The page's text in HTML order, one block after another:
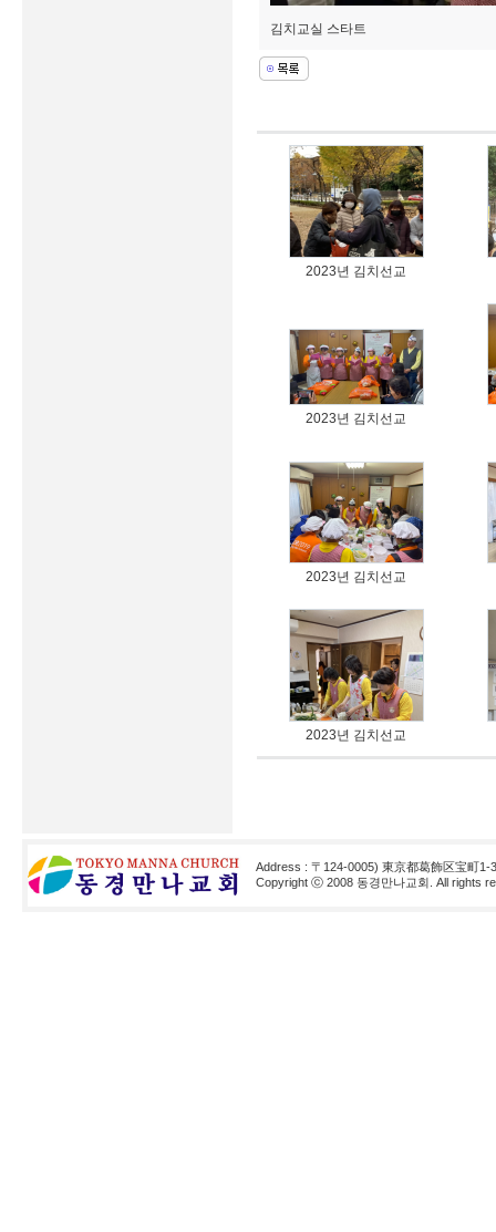
김치교실 스타트
2023년 김치선교
2023년 김치선교
2023년 김치선교
2023년 김치선교
Address : 〒124-0005) 東京都葛飾区宝町1-
Copyright ⓒ 2008 동경만나교회. All rights